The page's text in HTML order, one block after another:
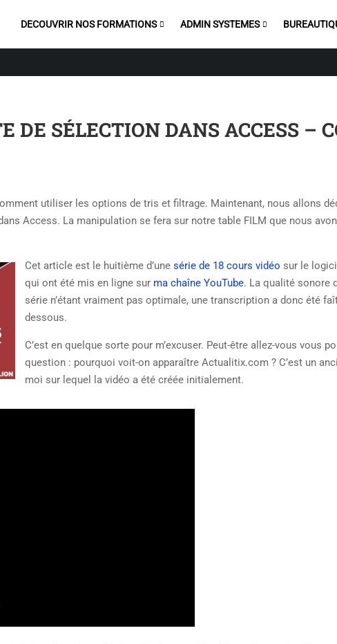
DECOUVRIR NOS FORMATIONS ADMIN SYSTEMES
DE SÉLECTION DANS ACCESS –
utiliser les options de tris et filtrage. Maintenant, nous allons
Access. La manipulation se fera sur notre table FILM que nous
Cet article est le huitième d’une série de 18 cours vidéo sur le
qui ont été mis en ligne sur ma chaîne YouTube. La qualité sonore
série n’étant vraiment pas optimale, une transcription a donc été
dessous.
C’est en quelque sorte pour m’excuser. Peut-être allez-vous vous
question : pourquoi voit-on apparaître Actualitix.com ? C’est un
moi sur lequel la vidéo a été créée initialement.